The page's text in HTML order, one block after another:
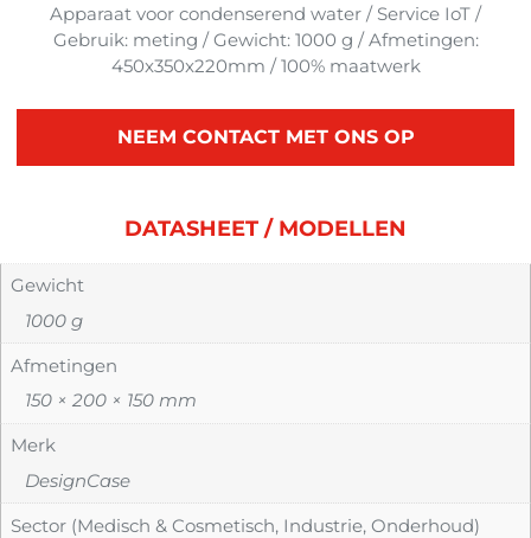
Apparaat voor condenserend water / Service IoT /
Gebruik: meting / Gewicht: 1000 g / Afmetingen:
450x350x220mm / 100% maatwerk
NEEM CONTACT MET ONS OP
DATASHEET / MODELLEN
Gewicht
1000 g
Afmetingen
150 × 200 × 150 mm
Merk
DesignCase
Sector (Medisch & Cosmetisch, Industrie, Onderhoud)